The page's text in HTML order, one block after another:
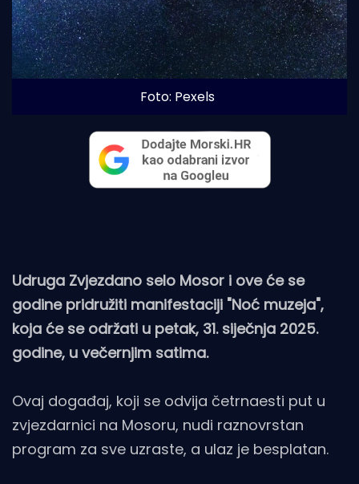
Foto: Pexels
Udruga Zvjezdano selo Mosor i ove će se
godine pridružiti manifestaciji "Noć muzeja",
koja će se održati u petak, 31. siječnja 2025.
godine, u večernjim satima.
Ovaj događaj, koji se odvija četrnaesti put u
zvjezdarnici na Mosoru, nudi raznovrstan
program za sve uzraste, a ulaz je besplatan.